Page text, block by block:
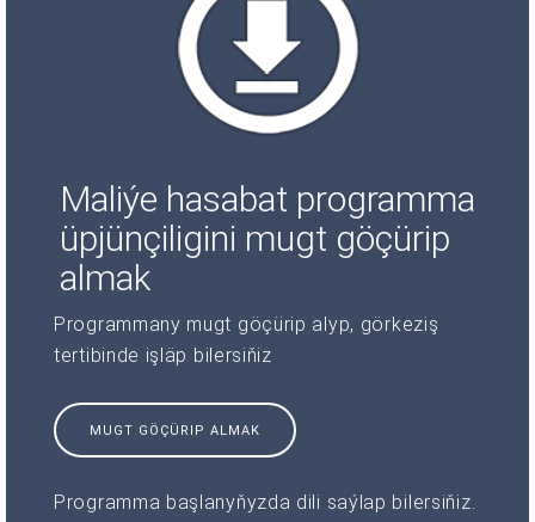
Maliýe hasabat programma
üpjünçiligini mugt göçürip
almak
Programmany mugt göçürip alyp, görkeziş
tertibinde işläp bilersiňiz
MUGT GÖÇÜRIP ALMAK
Programma başlanyňyzda dili saýlap bilersiňiz.